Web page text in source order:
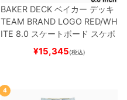
BAKER DECK ベイカー デッキ
TEAM BRAND LOGO RED/WH
ITE 8.0 スケートボード スケボ
¥15,345(税込)
4